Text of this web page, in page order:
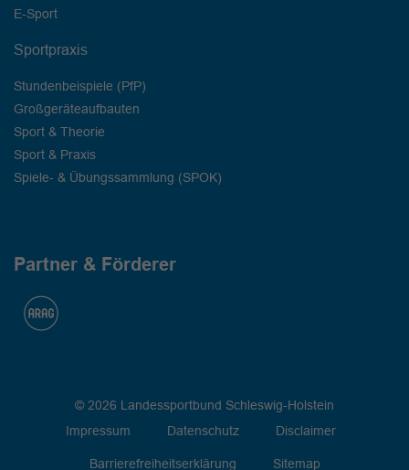
E-Sport
Sportpraxis
Stundenbeispiele (PfP)
Großgeräteaufbauten
Sport & Theorie
Sport & Praxis
Spiele- & Übungssammlung (SPOK)
Partner & Förderer
© 2026 Landessportbund Schleswig-Holstein
Impressum
Datenschutz Disclaimer
Barrierefreiheitserklärung Sitemap